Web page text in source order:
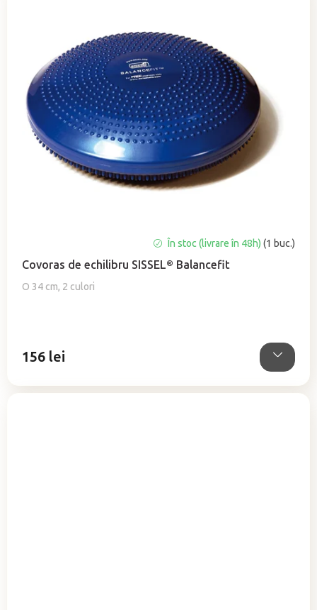
Covoras de echilibru SISSEL® Balancefit
O 34 cm, 2 culori
a
produsului
stele.
În stoc (livrare în 48h)(1 buc.)
156 lei